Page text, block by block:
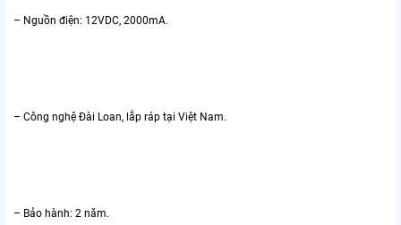
– Nguồn điện: 12VDC, 2000mA.
– Công nghệ Đài Loan, lắp ráp tại Việt Nam.
– Bảo hành: 2 năm.